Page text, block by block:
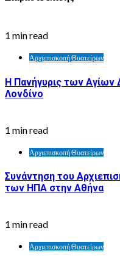
1 min read
Αρχιεπισκοπή Θυατείρων
Η Πανήγυρις των
Λονδίνο
1 min read
Αρχιεπισκοπή Θυατείρων
Συνάντηση του
των ΗΠΑ στην Αθήνα
1 min read
Αρχιεπισκοπή Θυατείρων